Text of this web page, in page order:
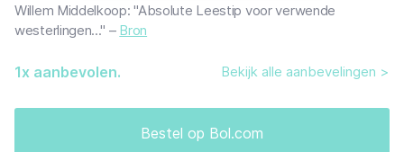
Willem Middelkoop: "Absolute Leestip voor verwende
westerlingen..." – Bron
Bestel op Bol.com
1x aanbevolen. Bekijk alle aanbevelingen >